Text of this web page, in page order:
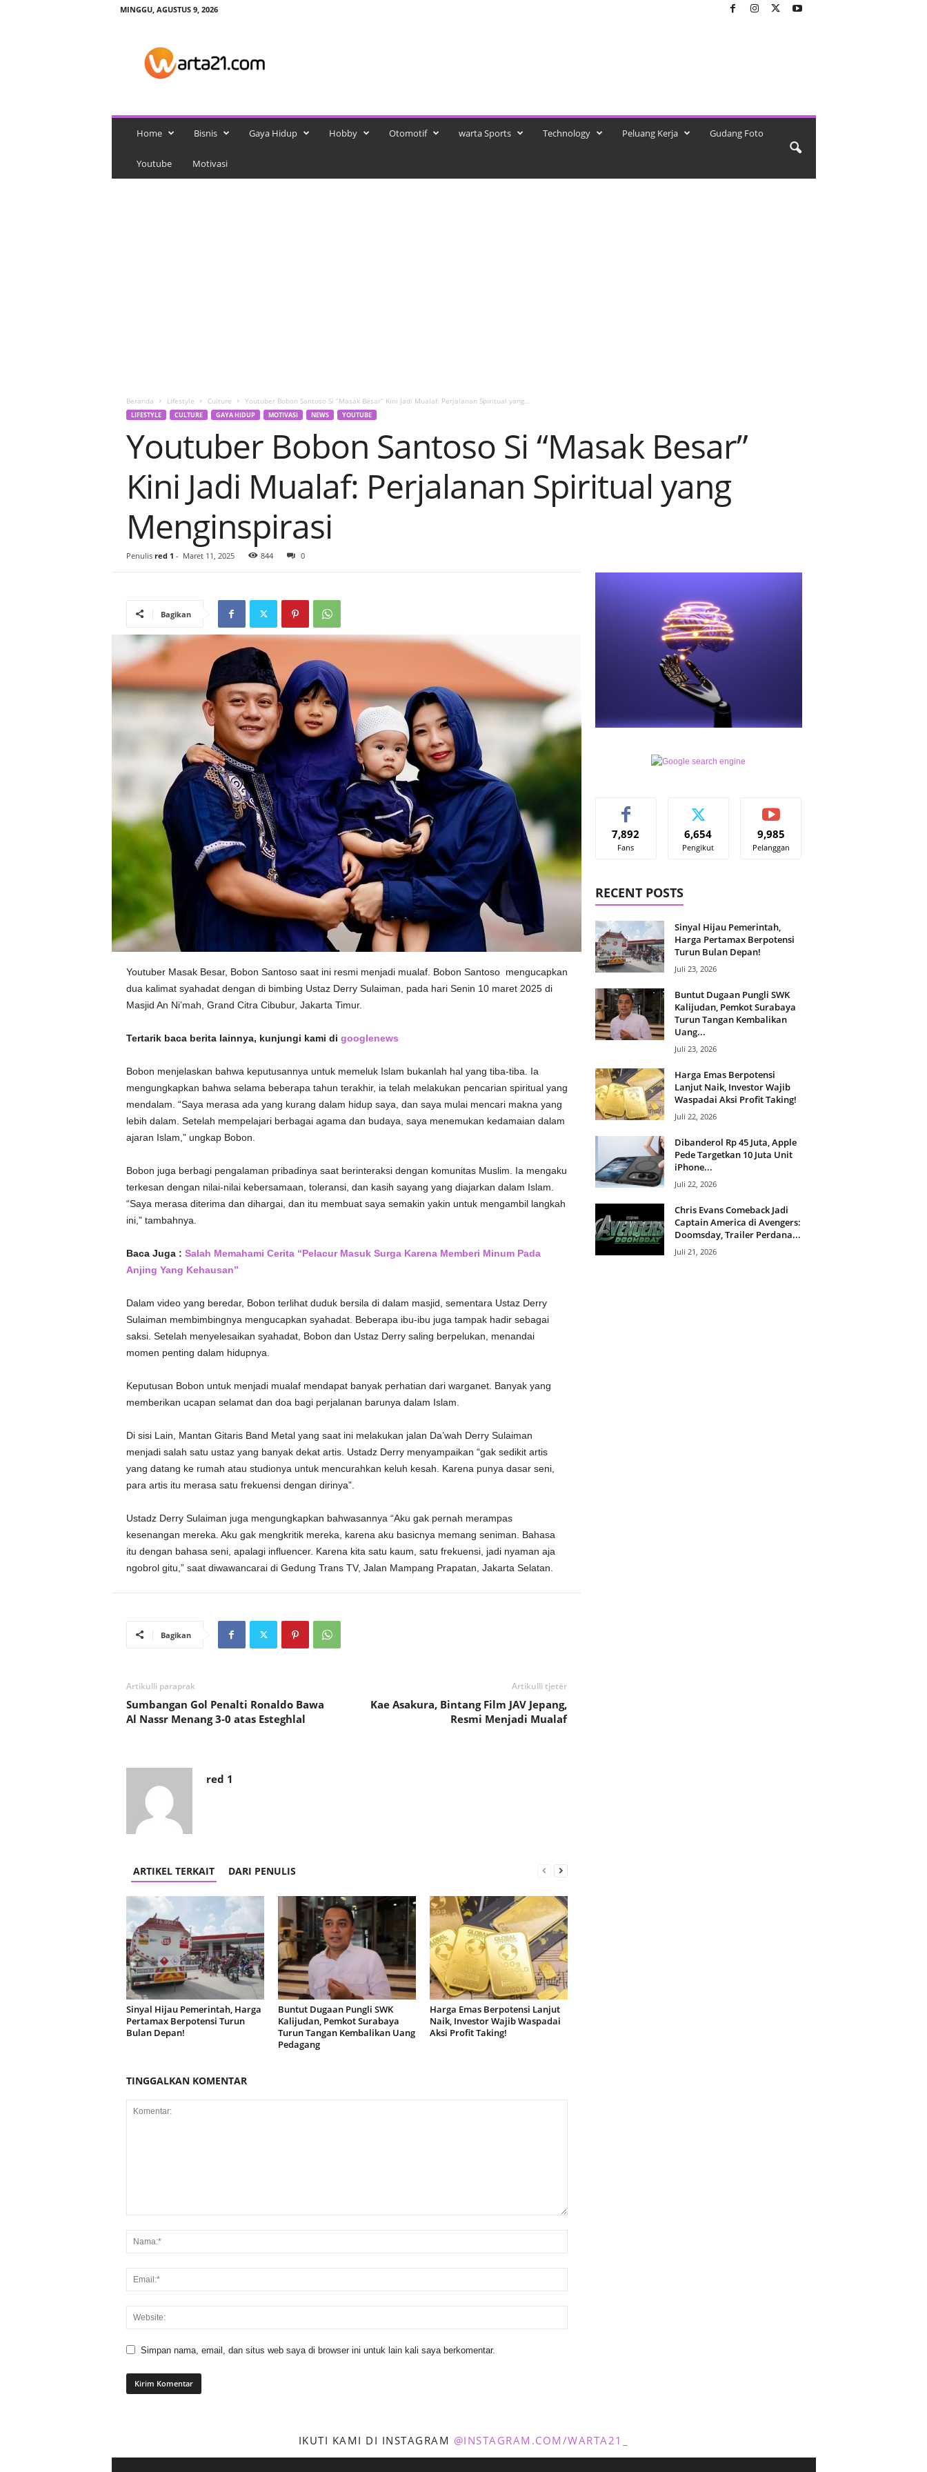
MINGGU, AGUSTUS 9, 2026
1
Home Bisnis Gaya Hidup Hobby Otomotif warta Sports Technology Peluang Kerja Gudang Foto
Youtube Motivasi
Beranda Lifestyle Culture Youtuber Bobon Santoso Si “Masak Besar” Kini Jadi Mualaf: Perjalanan Spiritual yang...
LIFESTYLE CULTURE GAYA HIDUP MOTIVASI NEWS YOUTUBE
Youtuber Bobon Santoso Si “Masak Besar”
Kini Jadi Mualaf: Perjalanan Spiritual yang
Menginspirasi
Penulis red 1 - Maret 11, 2025 844 0
Bagikan
Youtuber Masak Besar, Bobon Santoso saat ini resmi menjadi mualaf. Bobon Santoso mengucapkan
dua kalimat syahadat dengan di bimbing Ustaz Derry Sulaiman, pada hari Senin 10 maret 2025 di
Masjid An Ni’mah, Grand Citra Cibubur, Jakarta Timur.
Tertarik baca berita lainnya, kunjungi kami di googlenews
Bobon menjelaskan bahwa keputusannya untuk memeluk Islam bukanlah hal yang tiba-tiba. Ia
mengungkapkan bahwa selama beberapa tahun terakhir, ia telah melakukan pencarian spiritual yang
mendalam. “Saya merasa ada yang kurang dalam hidup saya, dan saya mulai mencari makna yang
lebih dalam. Setelah mempelajari berbagai agama dan budaya, saya menemukan kedamaian dalam
ajaran Islam,” ungkap Bobon.
Bobon juga berbagi pengalaman pribadinya saat berinteraksi dengan komunitas Muslim. Ia mengaku
terkesan dengan nilai-nilai kebersamaan, toleransi, dan kasih sayang yang diajarkan dalam Islam.
“Saya merasa diterima dan dihargai, dan itu membuat saya semakin yakin untuk mengambil langkah
ini,” tambahnya.
Baca Juga : Salah Memahami Cerita “Pelacur Masuk Surga Karena Memberi Minum Pada
Anjing Yang Kehausan”
Dalam video yang beredar, Bobon terlihat duduk bersila di dalam masjid, sementara Ustaz Derry
Sulaiman membimbingnya mengucapkan syahadat. Beberapa ibu-ibu juga tampak hadir sebagai
saksi. Setelah menyelesaikan syahadat, Bobon dan Ustaz Derry saling berpelukan, menandai
momen penting dalam hidupnya.
Keputusan Bobon untuk menjadi mualaf mendapat banyak perhatian dari warganet. Banyak yang
memberikan ucapan selamat dan doa bagi perjalanan barunya dalam Islam.
Di sisi Lain, Mantan Gitaris Band Metal yang saat ini melakukan jalan Da’wah Derry Sulaiman
menjadi salah satu ustaz yang banyak dekat artis. Ustadz Derry menyampaikan “gak sedikit artis
yang datang ke rumah atau studionya untuk mencurahkan keluh kesah. Karena punya dasar seni,
para artis itu merasa satu frekuensi dengan dirinya”.
Ustadz Derry Sulaiman juga mengungkapkan bahwasannya “Aku gak pernah merampas
kesenangan mereka. Aku gak mengkritik mereka, karena aku basicnya memang seniman. Bahasa
itu dengan bahasa seni, apalagi influencer. Karena kita satu kaum, satu frekuensi, jadi nyaman aja
ngobrol gitu,” saat diwawancarai di Gedung Trans TV, Jalan Mampang Prapatan, Jakarta Selatan.
Bagikan
Artikulli paraprak
Sumbangan Gol Penalti Ronaldo Bawa
Al Nassr Menang 3-0 atas Esteghlal
Artikulli tjetër
Kae Asakura, Bintang Film JAV Jepang,
Resmi Menjadi Mualaf
red 1
ARTIKEL TERKAIT DARI PENULIS
Sinyal Hijau Pemerintah, Harga
Pertamax Berpotensi Turun
Bulan Depan!
Buntut Dugaan Pungli SWK
Kalijudan, Pemkot Surabaya
Turun Tangan Kembalikan Uang
Pedagang
Harga Emas Berpotensi Lanjut
Naik, Investor Wajib Waspadai
Aksi Profit Taking!
TINGGALKAN KOMENTAR
Simpan nama, email, dan situs web saya di browser ini untuk lain kali saya berkomentar.
7,892
Fans
6,654
Pengikut
9,985
Pelanggan
RECENT POSTS
Sinyal Hijau Pemerintah,
Harga Pertamax Berpotensi
Turun Bulan Depan!
Juli 23, 2026
Buntut Dugaan Pungli SWK
Kalijudan, Pemkot Surabaya
Turun Tangan Kembalikan
Uang...
Juli 23, 2026
Harga Emas Berpotensi
Lanjut Naik, Investor Wajib
Waspadai Aksi Profit Taking!
Juli 22, 2026
Dibanderol Rp 45 Juta, Apple
Pede Targetkan 10 Juta Unit
iPhone...
Juli 22, 2026
Chris Evans Comeback Jadi
Captain America di Avengers:
Doomsday, Trailer Perdana...
Juli 21, 2026
IKUTI KAMI DI INSTAGRAM @INSTAGRAM.COM/WARTA21_